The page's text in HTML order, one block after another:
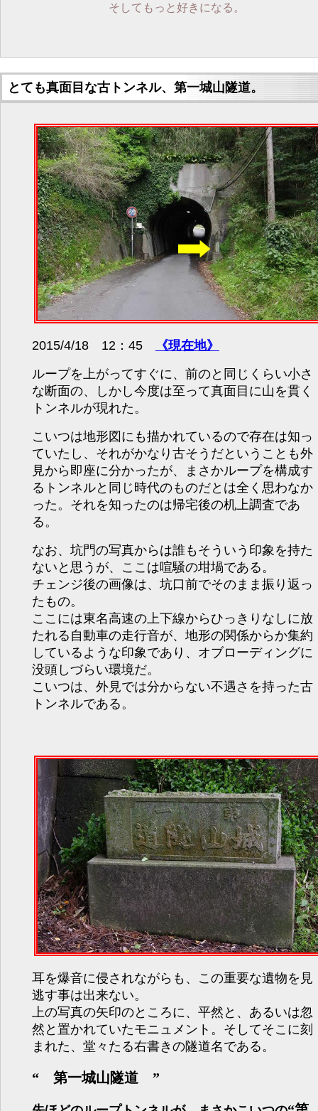
そしてもっと好きになる。
とても真面目な古トンネル、第一城山隧道。
2015/4/18 12：45
《現在地》
ループを上がってすぐに、前のと同じくらい小さ
な断面の、しかし今度は至って真面目に山を貫く
トンネルが現れた。
こいつは地形図にも描かれているので存在は知っ
ていたし、それがかなり古そうだということも外
見から即座に分かったが、まさかループを構成す
るトンネルと同じ時代のものだとは全く思わなか
った。それを知ったのは帰宅後の机上調査であ
る。
なお、坑門の写真からは誰もそういう印象を持た
ないと思うが、ここは喧騒の坩堝である。
チェンジ後の画像は、坑口前でそのまま振り返っ
たもの。
ここには東名高速の上下線からひっきりなしに放
たれる自動車の走行音が、地形の関係からか集約
しているような印象であり、オブローディングに
没頭しづらい環境だ。
こいつは、外見では分からない不遇さを持った古
トンネルである。
耳を爆音に侵されながらも、この重要な遺物を見
逃す事は出来ない。
上の写真の矢印のところに、平然と、あるいは忽
然と置かれていたモニュメント。そしてそこに刻
まれた、堂々たる右書きの隧道名である。
“ 第一城山隧道 ”